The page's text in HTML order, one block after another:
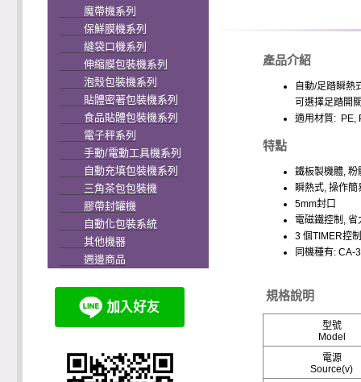
魔帶機系列
保鮮膜機系列
縫袋口機系列
伸縮膜包裝機系列
泡殼包裝機系列
貼體密著包裝機系列
食品貼體包裝機系列
電子秤系列
手動/電動工具機系列
自動充填包裝機系列
三角茶包包裝機
膠帶封罐機
自動化包裝系統
其他機器
週邊商品
產品介紹
自動/足踏瞬熱
可選擇足踏開
適用材質: PE,
特點
鐵板製機體,
瞬熱式, 操作簡
5mm封口
電磁鐵控制, 省
3 個TIMER控制
同機種有:
規格說明
型號
Model
電源
Source(v)